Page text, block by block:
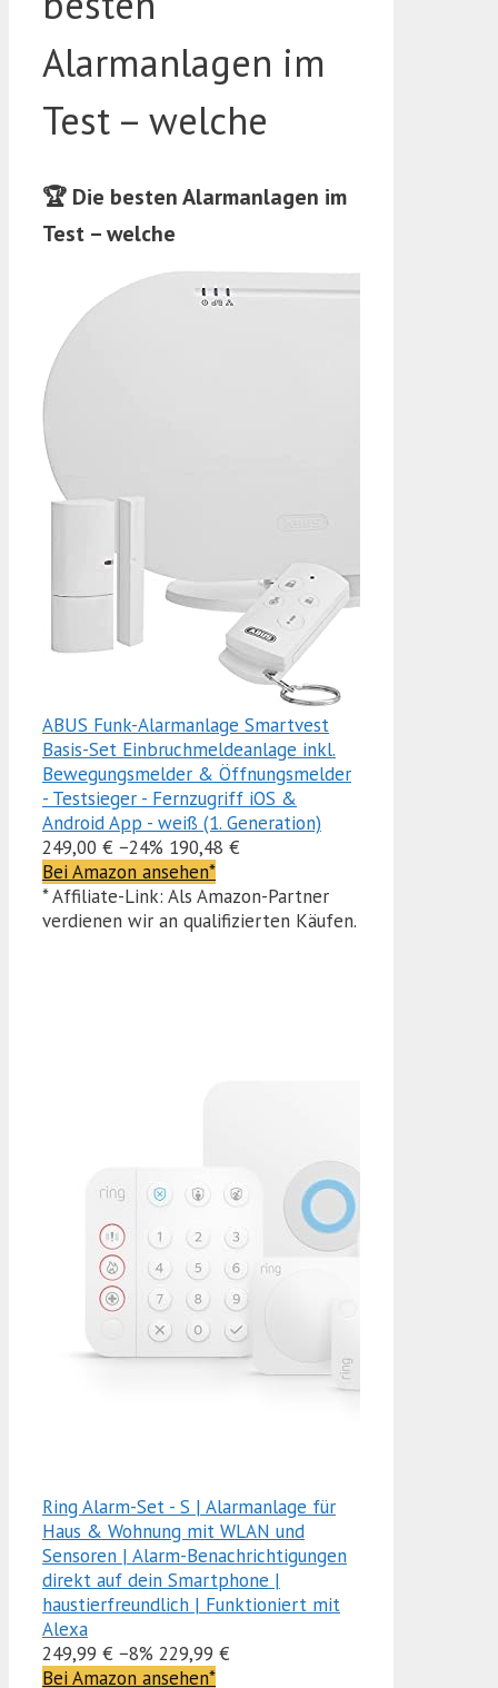
Alarmanlagen im
Test – welche
🏆 Die besten Alarmanlagen im
Test – welche
ABUS Funk-Alarmanlage Smartvest
Basis-Set Einbruchmeldeanlage inkl.
Bewegungsmelder & Öffnungsmelder
- Testsieger - Fernzugriff iOS &
Android App - weiß (1. Generation)
249,00 € −24% 190,48 €
Bei Amazon ansehen*
* Affiliate-Link: Als Amazon-Partner
verdienen wir an qualifizierten Käufen.
Ring Alarm-Set - S | Alarmanlage für
Haus & Wohnung mit WLAN und
Sensoren | Alarm-Benachrichtigungen
direkt auf dein Smartphone |
haustierfreundlich | Funktioniert mit
Alexa
249,99 € −8% 229,99 €
Bei Amazon ansehen*